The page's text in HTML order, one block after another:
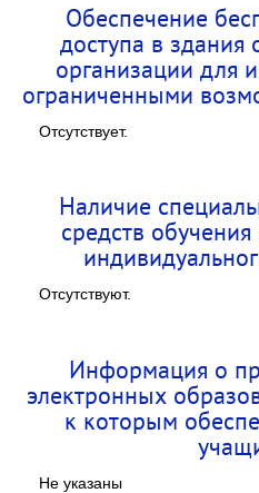
Обеспечение
доступа в здания
организации для
ограниченными
Отсутствует.
Наличие
средств
Отсутствуют.
Информация о
электронных
к которым
Не указаны